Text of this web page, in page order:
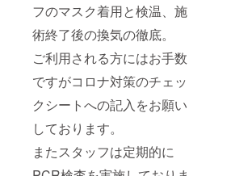
フのマスク着用と検温、施
術終了後の換気の徹底。
ご利用される方にはお手数
ですがコロナ対策のチェッ
クシートへの記入をお願い
しております。
またスタッフは定期的に